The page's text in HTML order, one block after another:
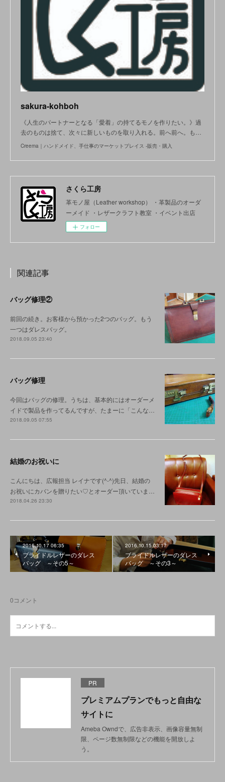
sakura-kohboh
《人生のパートナーとなる「愛着」の持てるモノを作りたい。》過
去のものは捨て、次々に新しいものを取り入れる。前へ前へ。も…
Creema｜ハンドメイド、手仕事のマーケットプレイス -販売・購入
さくら工房
革モノ屋（Leather workshop） ・革製品のオーダ
ーメイド ・レザークラフト教室 ・イベント出店
フォロー
関連記事
バッグ修理②
前回の続き。お客様から預かった2つのバッグ。もう
一つはダレスバッグ。
2018.09.05 23:40
バッグ修理
今回はバッグの修理。うちは、基本的にはオーダーメ
イドで製品を作ってるんですが、たまーに「こんな…
2018.09.05 07:55
結婚のお祝いに
こんにちは、広報担当 レイナです(^-^)先日、結婚の
お祝いにカバンを贈りたい♡とオーダー頂いていま…
2018.04.26 23:30
2016.10.17 06:35
ブライドルレザーのダレス
バッグ ～その5～
2016.10.15 03:17
ブライドルレザーのダレス
バッグ ～その3～
0コメント
PR
プレミアムプランでもっと自由な
サイトに
Ameba Owndで、広告非表示、画像容量無制
限、ページ数無制限などの機能を開放しよ
う。